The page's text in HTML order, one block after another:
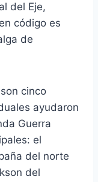
del Eje,
código es
de
cinco
ayudaron
Guerra
el
del norte
del